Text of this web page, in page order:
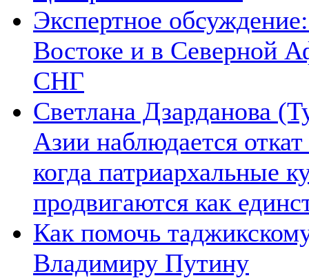
Экспертное
Востоке и в Северной
СНГ
Светлана Дзарданова
Азии наблюдается
когда патриархальные
продвигаются как
Как помочь
Владимиру Путину